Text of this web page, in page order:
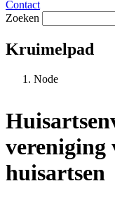
Contact
Zoeken
Kruimelpad
Node
vereniging
huisartsen